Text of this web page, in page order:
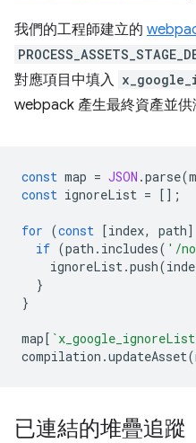
我們的工程師建立的
對應項目中填入
webpack 產生最終資產並供
const map = JSON .parse(
const ignoreList = [];
for (const [index, path]
if (path . includes( '/
ignoreList .push(
}
}
map[
compilation .updateAsset(
已連結的堆疊追蹤